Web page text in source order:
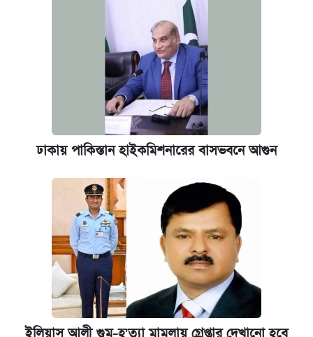
আজকের বাজারে স্বর্ণ-রুপার দাম (৫ আগস্ট)
ঢাকায় পাকিস্তান হাইকমিশনারের বাসভবনে আগুন